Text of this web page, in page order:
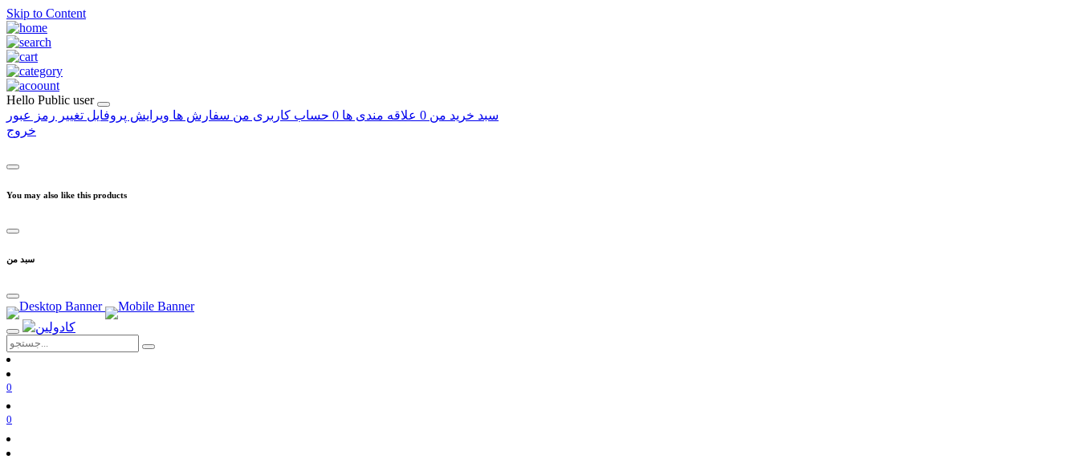
Skip to Content
Hello Public user
سبد خرید من 0 علاقه مندی ها 0 حساب کاربری من سفارش ها ویرایش پروفایل تغییر رمز عبور
خروج
You may also like this products
سبد من
0
0